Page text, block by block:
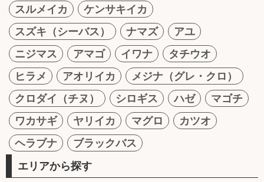
スルメイカ
ケンサキイカ
スズキ（シーバス）
ナマズ
アユ
ニジマス
アマゴ イワナ
タチウオ
ヒラメ
アオリイカ
メジナ（グレ・クロ）
クロダイ（チヌ）
シロギス ハゼ
マゴチ
ワカサギ
ヤリイカ マグロ
カツオ
ヘラブナ
ブラックバス
エリアから探す